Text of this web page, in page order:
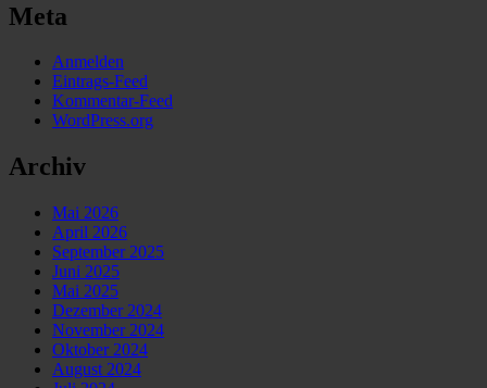
Meta
Anmelden
Eintrags-Feed
Kommentar-Feed
WordPress.org
Archiv
Mai 2026
April 2026
September 2025
Juni 2025
Mai 2025
Dezember 2024
November 2024
Oktober 2024
August 2024